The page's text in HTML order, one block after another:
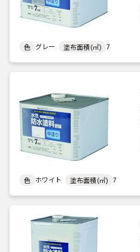
色 グレー 塗布面積(㎡) 7
色 ホワイト 塗布面積(㎡) 7